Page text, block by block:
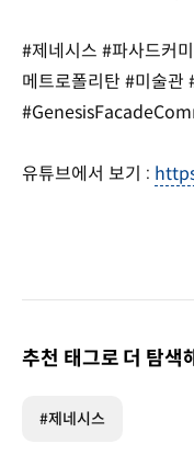
#제네시스 #파사드커
메트로폴리탄 #미술
유튜브에서 보기 :
추천 태그로 더 탐색
#제네시스